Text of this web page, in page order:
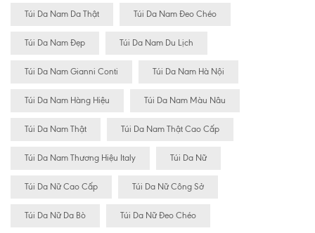
Túi Da Nam Da Thật Túi Da Nam Đeo Chéo
Túi Da Nam Đẹp Túi Da Nam Du Lịch
Túi Da Nam Gianni Conti Túi Da Nam Hà Nội
Túi Da Nam Hàng Hiệu Túi Da Nam Màu Nâu
Túi Da Nam Thật Túi Da Nam Thật Cao Cấp
Túi Da Nam Thương Hiệu Italy Túi Da Nữ
Túi Da Nữ Cao Cấp Túi Da Nữ Công Sở
Túi Da Nữ Da Bò Túi Da Nữ Đeo Chéo